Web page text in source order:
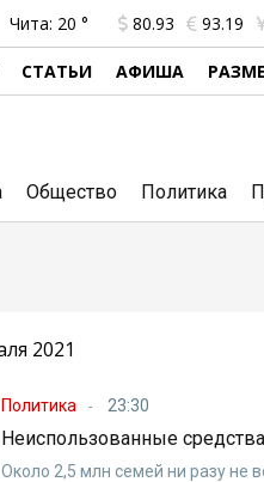
Чита: 20 ° 80.93 93.19
СТАТЬИ АФИША
Общество Политика
2021
Политика 23:30
Неиспользованные
Около 2,5 млн семей ни разу не